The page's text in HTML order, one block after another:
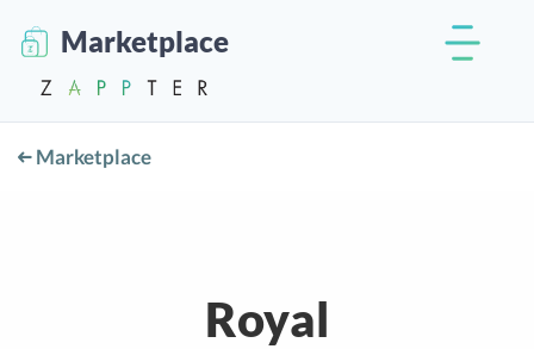
Marketplace
Marketplace
Royal